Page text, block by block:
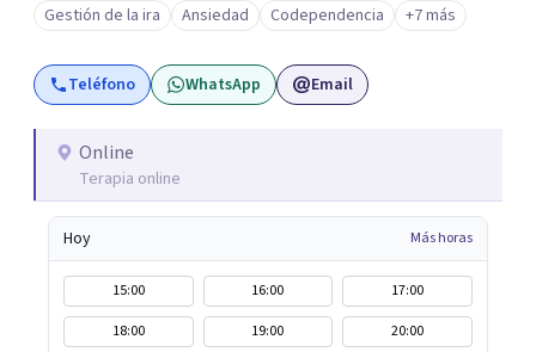
experiencias influyen en nuestra forma de sentir, pensar y
relacionarnos. Mi misión es ofrecer un espacio de
acompañamiento en salud mental basado en la
cada persona. Integro conocimientos y herramientas de
la psicología con un enfoque informado en trauma para
ayudar a mis clientes a comprender sus conflictos
internos, fortalecer sus recursos personales, desarrollar
nuevas estrategias de afrontamiento y avanzar con
mayor claridad, resiliencia y bienestar. Creo
profundamente en la autoconciencia como un camino
Gestión de la ira Ansiedad Codependencia +7 más
Teléfono WhatsApp Email
Online
Terapia online
Hoy Más horas
15:00 16:00
17:00
18:00
19:00 20:00